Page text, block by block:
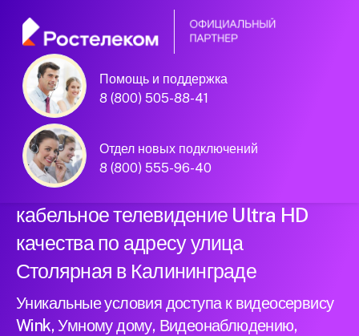
Помощь и поддержка
8 (800) 505-88-41
Отдел новых подключений
8 (800) 555-96-40
Официальный
партнер Ростелеком
Подключили новый интернет и
кабельное телевидение Ultra HD
качества по адресу улица
Столярная в Калининграде
Уникальные условия доступа к видеосервису
Wink, Умному дому, Видеонаблюдению,